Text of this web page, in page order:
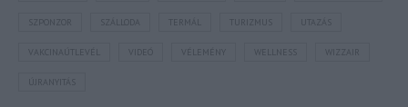
SZPONZOR SZÁLLODA TERMÁL TURIZMUS UTAZÁS
VAKCINAÚTLEVÉL WIZZAIR
ÚJRANYITÁS